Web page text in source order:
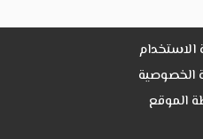
الاستخدام
الخصوصية
الموقع